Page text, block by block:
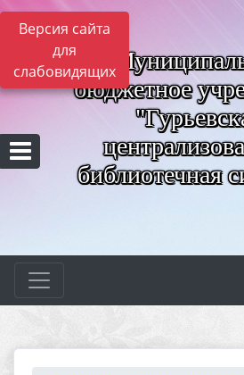
Версия сайта
для
слабовидящих
бюджетное
библиотечная